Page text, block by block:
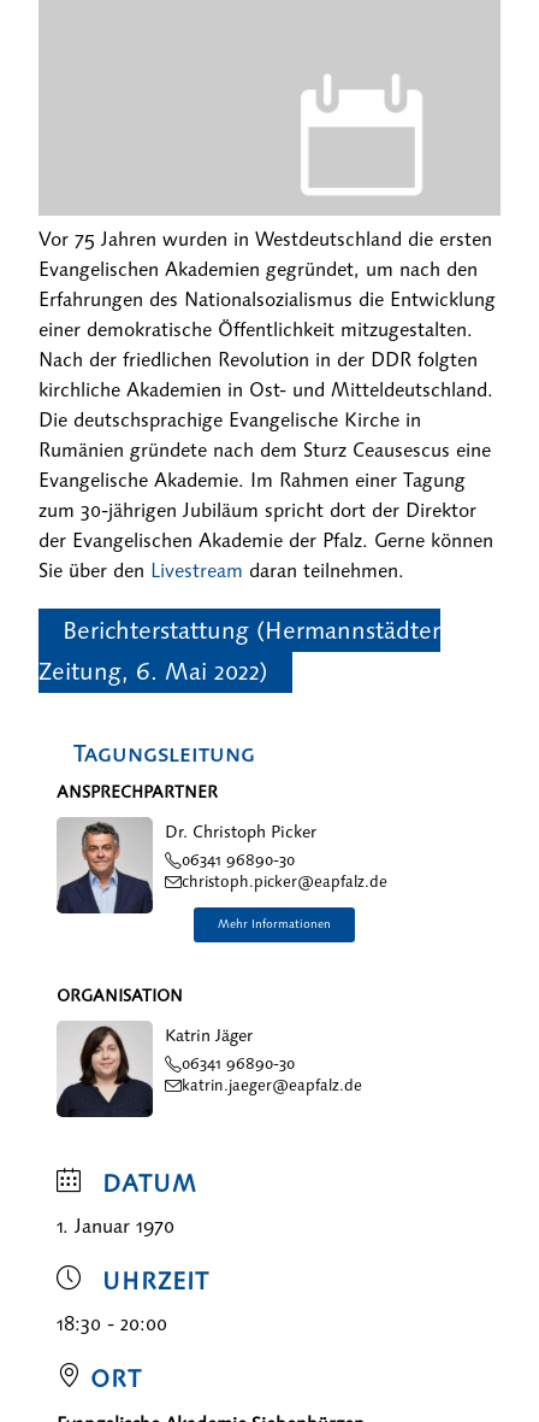
Vor 75 Jahren wurden in Westdeutschland die ersten
Evangelischen Akademien gegründet, um nach den
Erfahrungen des Nationalsozialismus die Entwicklung
einer demokratische Öffentlichkeit mitzugestalten.
Nach der friedlichen Revolution in der DDR folgten
kirchliche Akademien in Ost- und Mitteldeutschland.
Die deutschsprachige Evangelische Kirche in
Rumänien gründete nach dem Sturz Ceausescus eine
Evangelische Akademie. Im Rahmen einer Tagung
zum 30-jährigen Jubiläum spricht dort der Direktor
der Evangelischen Akademie der Pfalz. Gerne können
Sie über den Livestream daran teilnehmen.
Berichterstattung (Hermannstädter
Zeitung, 6. Mai 2022)
Tagungsleitung
ANSPRECHPARTNER
Dr. Christoph Picker
06341 96890-30
christoph.picker@eapfalz.de
ORGANISATION
Katrin Jäger
06341 96890-30
katrin.jaeger@eapfalz.de
DATUM
1. Januar 1970
UHRZEIT
18:30 - 20:00
ORT